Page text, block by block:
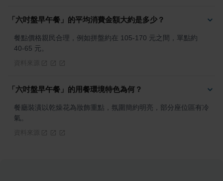
「六吋盤早午餐」的平均消費金額大約是多少？
餐點價格親民合理，例如拼盤約在 105-170 元之間，單點約
40-65 元。
「六吋盤早午餐」的用餐環境特色為何？
餐廳裝潢以乾燥花為妝飾重點，氛圍簡約明亮，部分座位區有冷
氣。